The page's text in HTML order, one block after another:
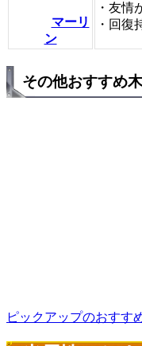
マーリ
ン
・友情
・回復
その他おすすめ
ピックアップのおすす